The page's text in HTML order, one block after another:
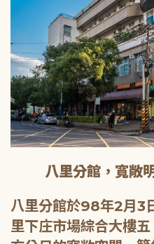
八里分館，寬敞
八里分館於98年2月3
里下庄市場綜合大樓